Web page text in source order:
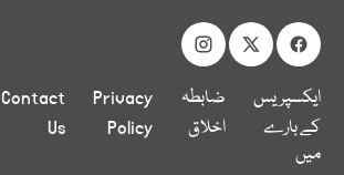
ایکسپریس
کے بارے
میں
ضابطہ
اخلاق
Privacy
Policy
Contact
Us